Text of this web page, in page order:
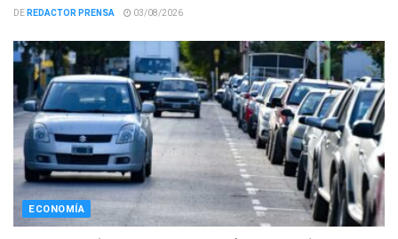
DEREDACTOR PRENSA 03/08/2026
ECONOMÍA